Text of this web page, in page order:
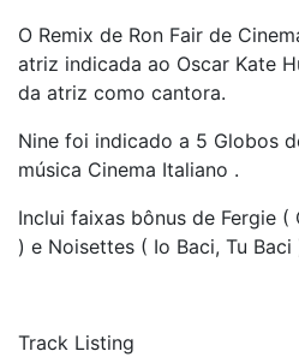
O Remix de Ron Fair de
atriz indicada ao Oscar Kate
da atriz como cantora.
Nine foi indicado a 5 Globos
música Cinema Italiano .
Inclui faixas bônus de Fergie (
) e Noisettes ( Io Baci, Tu
Track Listing